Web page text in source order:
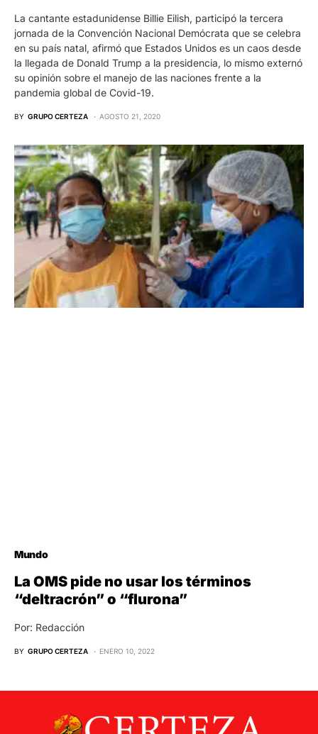
La cantante estadunidense Billie Eilish, participó la tercera
jornada de la Convención Nacional Demócrata que se celebra
en su país natal, afirmó que Estados Unidos es un caos desde
la llegada de Donald Trump a la presidencia, lo mismo externó
su opinión sobre el manejo de las naciones frente a la
pandemia global de Covid-19.
BY GRUPO CERTEZA AGOSTO 21, 2020
Mundo
La OMS pide no usar los términos
“deltracrón” o “flurona”
Por: Redacción
BY GRUPO CERTEZA ENERO 10, 2022